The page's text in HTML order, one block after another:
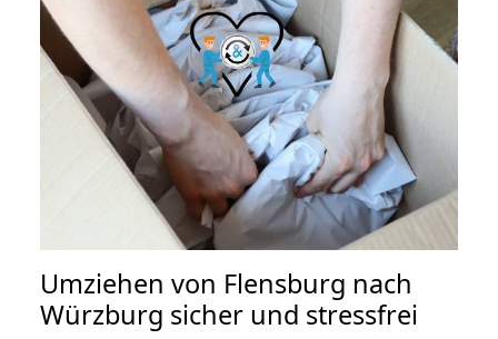
Umziehen von Flensburg nach
Würzburg sicher und stressfrei